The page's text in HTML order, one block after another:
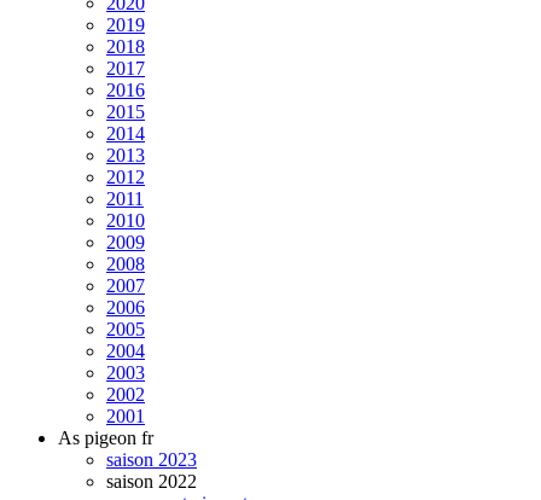
2019
2018
2017
2016
2015
2014
2013
2012
2011
2010
2009
2008
2007
2006
2005
2004
2003
2002
2001
As pigeon fr
saison 2023
saison 2022